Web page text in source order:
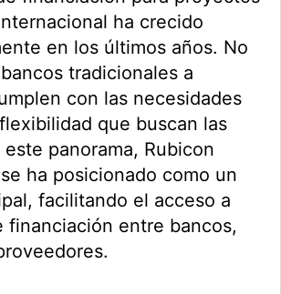
ha crecido
en los últimos años. No
tradicionales a
con las necesidades
que buscan las
este panorama, Rubicon
ha posicionado como un
facilitando el acceso a
financiación entre bancos,